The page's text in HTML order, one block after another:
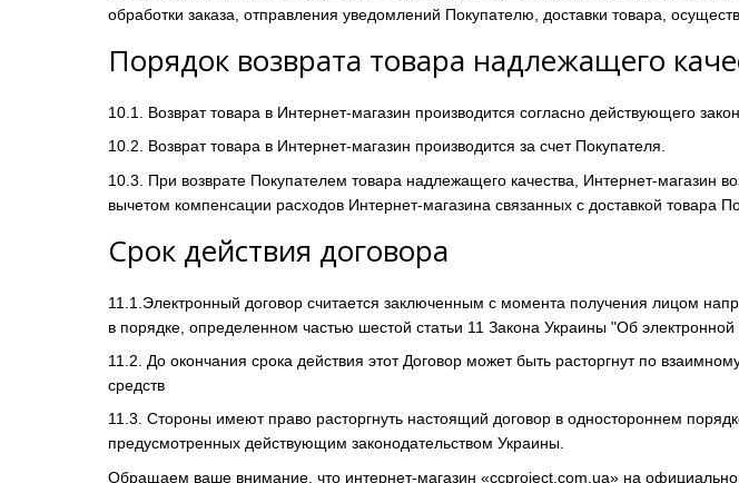
обработки заказа, отправления уведомлений Покупателю, доставки товара,
Порядок возврата товара надлежащего
10.1. Возврат товара в Интернет-магазин производится согласно действующего
10.2. Возврат товара в Интернет-магазин производится за счет Покупателя.
10.3. При возврате Покупателем товара надлежащего качества, Интернет-магазин
вычетом компенсации расходов Интернет-магазина связанных с доставкой товара
Срок действия договора
11.1.Электронный договор считается заключенным с момента получения лицом
в порядке, определенном частью шестой статьи 11 Закона Украины "Об
11.2. До окончания срока действия этот Договор может быть расторгнут по
средств
11.3. Стороны имеют право расторгнуть настоящий договор в одностороннем
предусмотренных действующим законодательством Украины.
Обращаем ваше внимание, что интернет-магазин «ccproject.com.ua» на